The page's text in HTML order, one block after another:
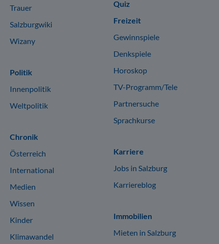
Trauer
Salzburgwiki
Wizany
Politik
Innenpolitik
Weltpolitik
Chronik
Österreich
International
Medien
Wissen
Kinder
Klimawandel
Quiz
Freizeit
Gewinnspiele
Denkspiele
Horoskop
TV-Programm/Tele
Partnersuche
Sprachkurse
Karriere
Jobs in Salzburg
Karriereblog
Immobilien
Mieten in Salzburg